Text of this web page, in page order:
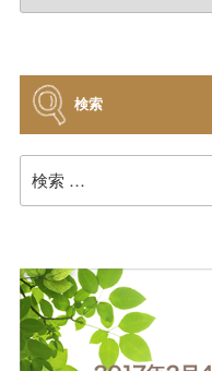
ブ
検索
索: